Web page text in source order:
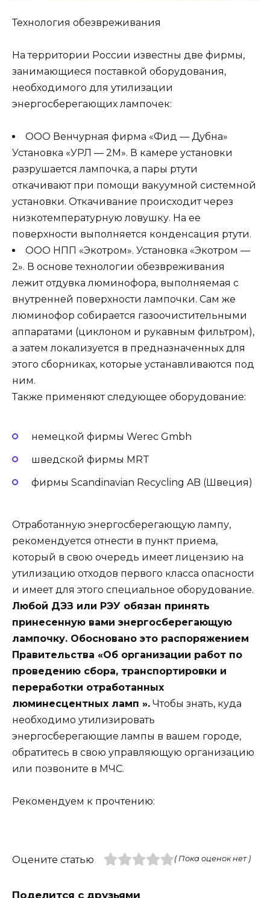
Технология обезвреживания
На территории России известны две фирмы,
занимающиеся поставкой оборудования,
необходимого для утилизации
энергосберегающих лампочек:
ООО Венчурная фирма «Фид — Дубна»
Установка «УРЛ — 2М». В камере установки
разрушается лампочка, а пары ртути
откачивают при помощи вакуумной системной
установки. Откачивание происходит через
низкотемпературную ловушку. На ее
поверхности выполняется конденсация ртути.
ООО НПП «Экотром». Установка «Экотром —
2». В основе технологии обезвреживания
лежит отдувка люминофора, выполняемая с
внутренней поверхности лампочки. Сам же
люминофор собирается газоочистительными
аппаратами (циклоном и рукавным фильтром),
а затем локализуется в предназначенных для
этого сборниках, которые устанавливаются под
ним.
Также применяют следующее оборудование:
немецкой фирмы Werec Gmbh
шведской фирмы MRT
фирмы Scandinavian Recycling AB (Швеция)
Отработанную энергосберегающую лампу,
рекомендуется отнести в пункт приема,
который в свою очередь имеет лицензию на
утилизацию отходов первого класса опасности
и имеет для этого специальное оборудование.
Любой ДЭЗ или РЭУ обязан принять
принесенную вами энергосберегающую
лампочку. Обосновано это распоряжением
Правительства «Об организации работ по
проведению сбора, транспортировки и
переработки отработанных
люминесцентных ламп ». Чтобы знать, куда
необходимо утилизировать
энергосберегающие лампы в вашем городе,
обратитесь в свою управляющую организацию
или позвоните в МЧС.
Рекомендуем к прочтению:
Оцените статью ( Пока оценок нет )
Поделится с друзьями